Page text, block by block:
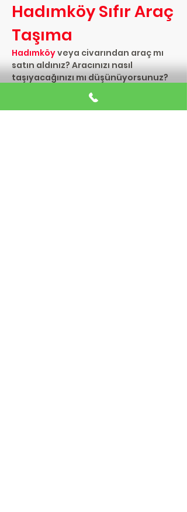
Hadımköy Sıfır Araç
Taşıma
Hadımköyveya civarından araç mı
satın aldınız? Aracınızı nasıl
taşıyacağınızı mı düşünüyorsunuz?
Deneyimli sıfır araç taşıma ağımızla
yardımınıza koşuyoruz. 7/24